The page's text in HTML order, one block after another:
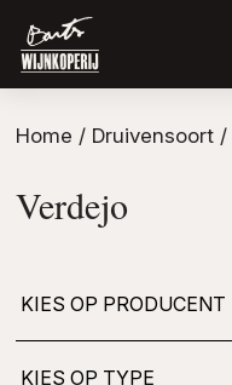
Home / Druivensoort /
Verdejo
Kies